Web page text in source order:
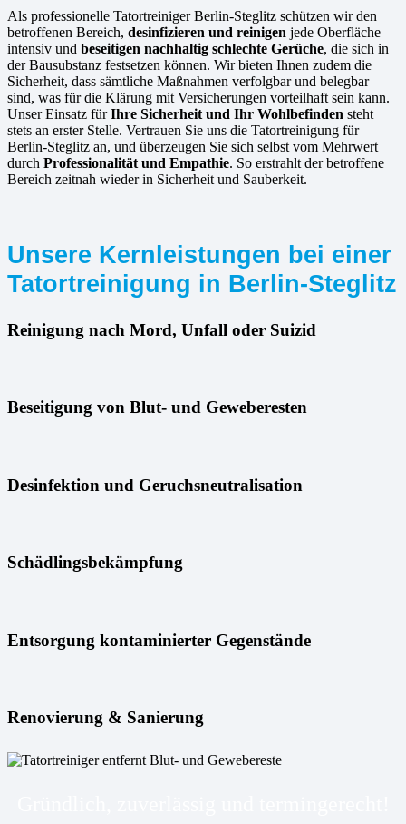
Als professionelle Tatortreiniger Berlin-Steglitz schützen wir den
betroffenen Bereich, desinfizieren und reinigen jede Oberfläche
intensiv und beseitigen nachhaltig schlechte Gerüche, die sich in
der Bausubstanz festsetzen können. Wir bieten Ihnen zudem die
Sicherheit, dass sämtliche Maßnahmen verfolgbar und belegbar
sind, was für die Klärung mit Versicherungen vorteilhaft sein kann.
Unser Einsatz fürIhre Sicherheit und Ihr Wohlbefinden steht
stets an erster Stelle. Vertrauen Sie uns die Tatortreinigung für
Berlin-Steglitz an, und überzeugen Sie sich selbst vom Mehrwert
durch Professionalität und Empathie. So erstrahlt der betroffene
Bereich zeitnah wieder in Sicherheit und Sauberkeit.
Unsere Kernleistungen bei einer
Tatortreinigung in Berlin-Steglitz
Reinigung nach Mord, Unfall oder Suizid
Beseitigung von Blut- und Geweberesten
Desinfektion und Geruchsneutralisation
Schädlingsbekämpfung
Entsorgung kontaminierter Gegenstände
Renovierung & Sanierung